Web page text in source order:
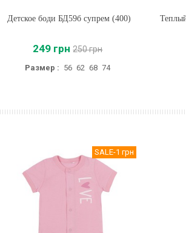
Купить
Детское боди БД59б супрем (400)
249 грн 250 грн
Размер : 56 62 68 74
SALE-1 грн